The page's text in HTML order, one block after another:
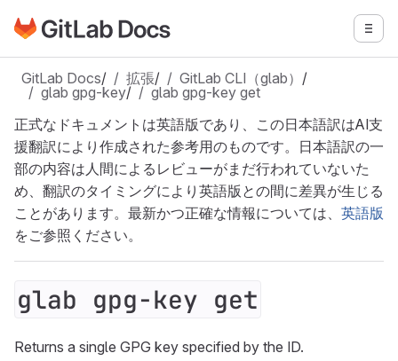
メインコンテンツにスキップ
GitLabドキュメントのホームページに移動 メニ
GitLab Docs/ 拡張/ GitLab CLI（glab） /
glab gpg-key/
glab gpg-key get
正式なドキュメントは英語版であり、この日本語訳はAI支
援翻訳により作成された参考用のものです。日本語訳の一
部の内容は人間によるレビューがまだ行われていないた
め、翻訳のタイミングにより英語版との間に差異が生じる
ことがあります。最新かつ正確な情報については、 英語版
をご参照ください。
glab gpg-key get
Returns a single GPG key specified by the ID.